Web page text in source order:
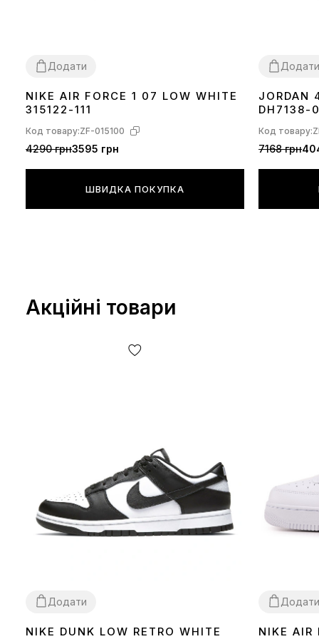
Додати
3637 38 39 40414243 4445 46
NIKE AIR FORCE 1 07 LOW WHITE
315122-111
Код товару:ZF-015100
4290 грн3595 грн
ШВИДКА ПОКУПКА
Додати
37383940
JORDAN
DH7138-
Код товару:
7168 грн
Акційні товари
Додати
NIKE DUNK LOW RETRO WHITE
Додати
NIKE AIR